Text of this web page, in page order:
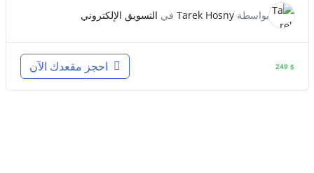
بواسطةTarek Hosny في التسويق الإلكتروني
249 $ احجز مقعدك الآن